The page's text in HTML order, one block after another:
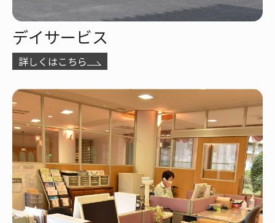
デイサービス
詳しくはこちら